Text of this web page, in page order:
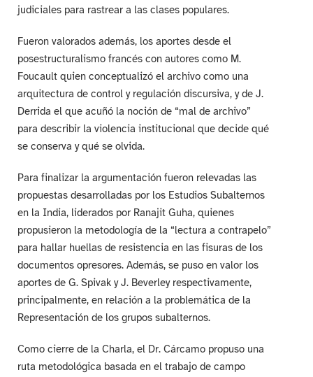
judiciales para rastrear a las clases populares.
Fueron valorados además, los aportes desde el
posestructuralismo francés con autores como M.
Foucault quien conceptualizó el archivo como una
arquitectura de control y regulación discursiva, y de J.
Derrida el que acuñó la noción de “mal de archivo”
para describir la violencia institucional que decide qué
se conserva y qué se olvida.
Para finalizar la argumentación fueron relevadas las
propuestas desarrolladas por los Estudios Subalternos
en la India, liderados por Ranajit Guha, quienes
propusieron la metodología de la “lectura a contrapelo”
para hallar huellas de resistencia en las fisuras de los
documentos opresores. Además, se puso en valor los
aportes de G. Spivak y J. Beverley respectivamente,
principalmente, en relación a la problemática de la
Representación de los grupos subalternos.
Como cierre de la Charla, el Dr. Cárcamo propuso una
ruta metodológica basada en el trabajo de campo